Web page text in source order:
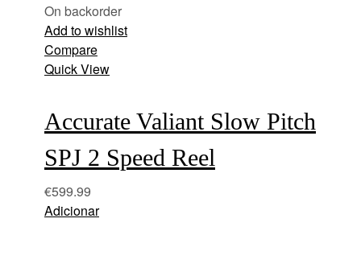
On backorder
Add to wishlist
Compare
Quick View
Accurate Valiant Slow Pitch
SPJ 2 Speed Reel
€599.99
Adicionar